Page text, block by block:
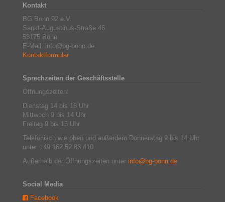
Kontakt
BG Bonn 92 e.V.
Sankt-Augustinus-Straße 46
53175 Bonn
E-Mail: info@bg-bonn.de
Kontaktformular
Sprechzeiten der Geschäftsstelle
Öffnungszeiten:
Dienstag 14 bis 18 Uhr
Mittwoch 9 bis 14 Uhr
Freitag 9 bis 15 Uhr
Telefonisch wie oben und außerdem Donnerstag 9 bis 14 Uhr
unter +49 162 52 88 410
Außerhalb der Öffnungszeiten unter info@bg-bonn.de
Social Media
Facebook